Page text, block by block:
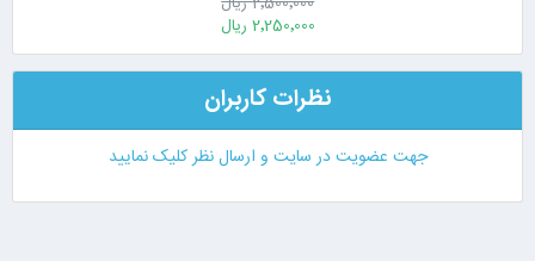
2٬250٬000 ریال
نظرات کاربران
جهت عضویت در سایت و ارسال نظر کلیک نمایید